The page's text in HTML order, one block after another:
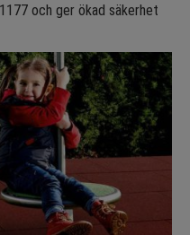
och ger ökad säkerhet